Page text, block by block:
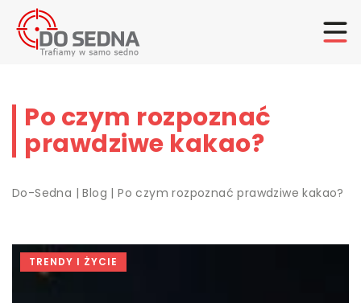
Po czym rozpoznać
prawdziwe kakao?
Do-Sedna |Blog |Po czym rozpoznać prawdziwe kakao?
TRENDY I ŻYCIE